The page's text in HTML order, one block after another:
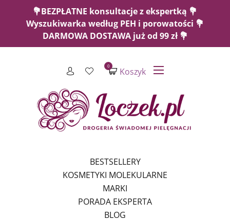
💐BEZPŁATNE konsultacje z ekspertką 💐
Wyszukiwarka według PEH i porowatości 💐
DARMOWA DOSTAWA już od 99 zł 💐
Koszyk
0
BESTSELLERY
KOSMETYKI MOLEKULARNE
MARKI
PORADA EKSPERTA
BLOG